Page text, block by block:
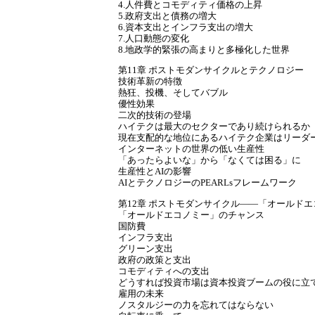
4.人件費とコモディティ価格の上昇
5.政府支出と債務の増大
6.資本支出とインフラ支出の増大
7.人口動態の変化
8.地政学的緊張の高まりと多極化した世界
第11章 ポストモダンサイクルとテクノロジー
技術革新の特徴
熱狂、投機、そしてバブル
優性効果
二次的技術の登場
ハイテクは最大のセクターであり続けられるか
現在支配的な地位にあるハイテク企業はリーダ
インターネットの世界の低い生産性
「あったらよいな」から「なくては困る」に
生産性とAIの影響
AIとテクノロジーのPEARLsフレームワーク
第12章 ポストモダンサイクル――「オールドエ
「オールドエコノミー」のチャンス
国防費
インフラ支出
グリーン支出
政府の政策と支出
コモディティへの支出
どうすれば投資市場は資本投資ブームの役に立
雇用の未来
ノスタルジーの力を忘れてはならない